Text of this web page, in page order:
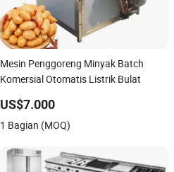
Mesin Penggoreng Minyak Batch
Komersial Otomatis Listrik Bulat
US$7.000
1 Bagian (MOQ)